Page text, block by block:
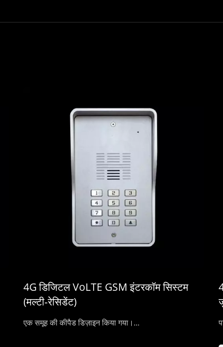
4G डिजिटल VoLTE GSM इंटरकॉम सिस्टम
(मल्टी-रेसिडेंट)
एक समूह की कीपैड डिज़ाइन किया गया।...